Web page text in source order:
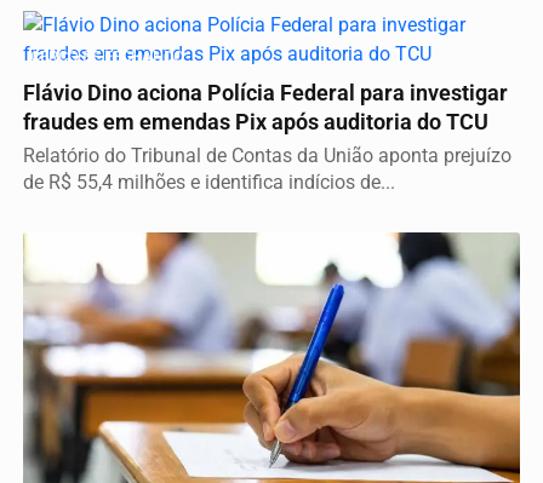
CERCO SE FECHANDO
Flávio Dino aciona Polícia Federal para investigar
fraudes em emendas Pix após auditoria do TCU
Relatório do Tribunal de Contas da União aponta prejuízo
de R$ 55,4 milhões e identifica indícios de...